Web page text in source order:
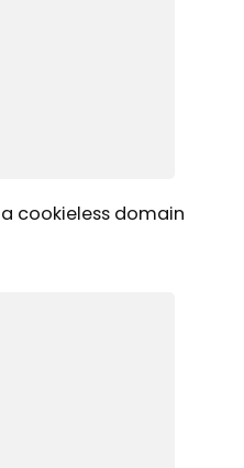
cookieless domain